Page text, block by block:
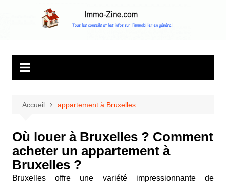
Immo Zine, le
d'information sur
Tous les conseils et les infos sur l'immobilier en général
Accueil appartement à Bruxelles
Où louer à Bruxelles ? Comment
acheter un appartement à
Bruxelles ?
Bruxelles offre une variété impressionnante de